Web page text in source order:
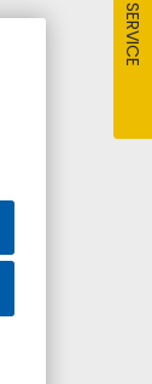
SERVICE